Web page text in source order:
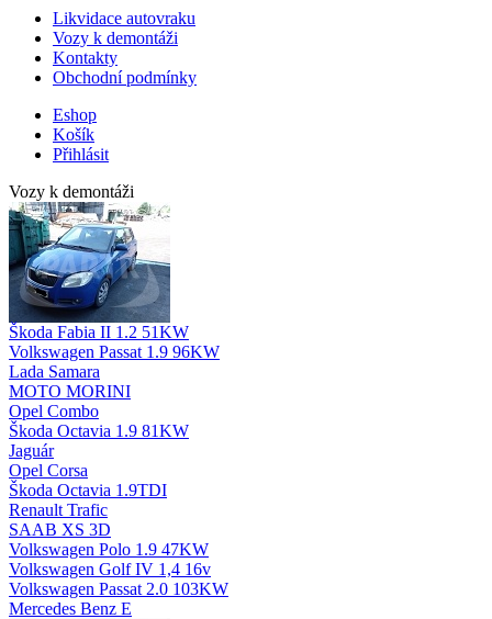
Likvidace autovraku
Vozy k demontáži
Kontakty
Obchodní podmínky
Eshop
Košík
Přihlásit
Vozy k demontáži
Škoda Fabia II 1.2 51KW
Volkswagen Passat 1.9 96KW
Lada Samara
MOTO MORINI
Opel Combo
Škoda Octavia 1.9 81KW
Jaguár
Opel Corsa
Škoda Octavia 1.9TDI
Renault Trafic
SAAB XS 3D
Volkswagen Polo 1.9 47KW
Volkswagen Golf IV 1,4 16v
Volkswagen Passat 2.0 103KW
Mercedes Benz E